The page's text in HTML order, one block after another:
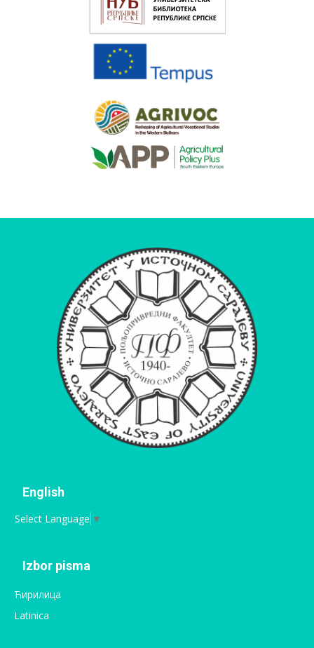
English
Select Language ▼
Izbor pisma
Ћирилица
Latinica